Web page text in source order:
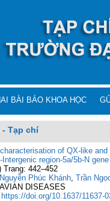
BÀI BÁO KHOA HỌC
- Tạp chí
of QX-like
Intergenic region-5a/5b-N
Trang: 442–452
Nguyễn Phúc Khánh, Trần
DISEASES
https://doi.org/10.1637/11637-